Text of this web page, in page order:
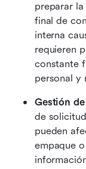
preparar
final de
interna
requieren
constante
personal y
Gestión
de
pueden
empaque